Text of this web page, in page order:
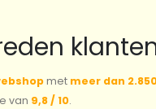
met meer dan
van 9,8 / 10.